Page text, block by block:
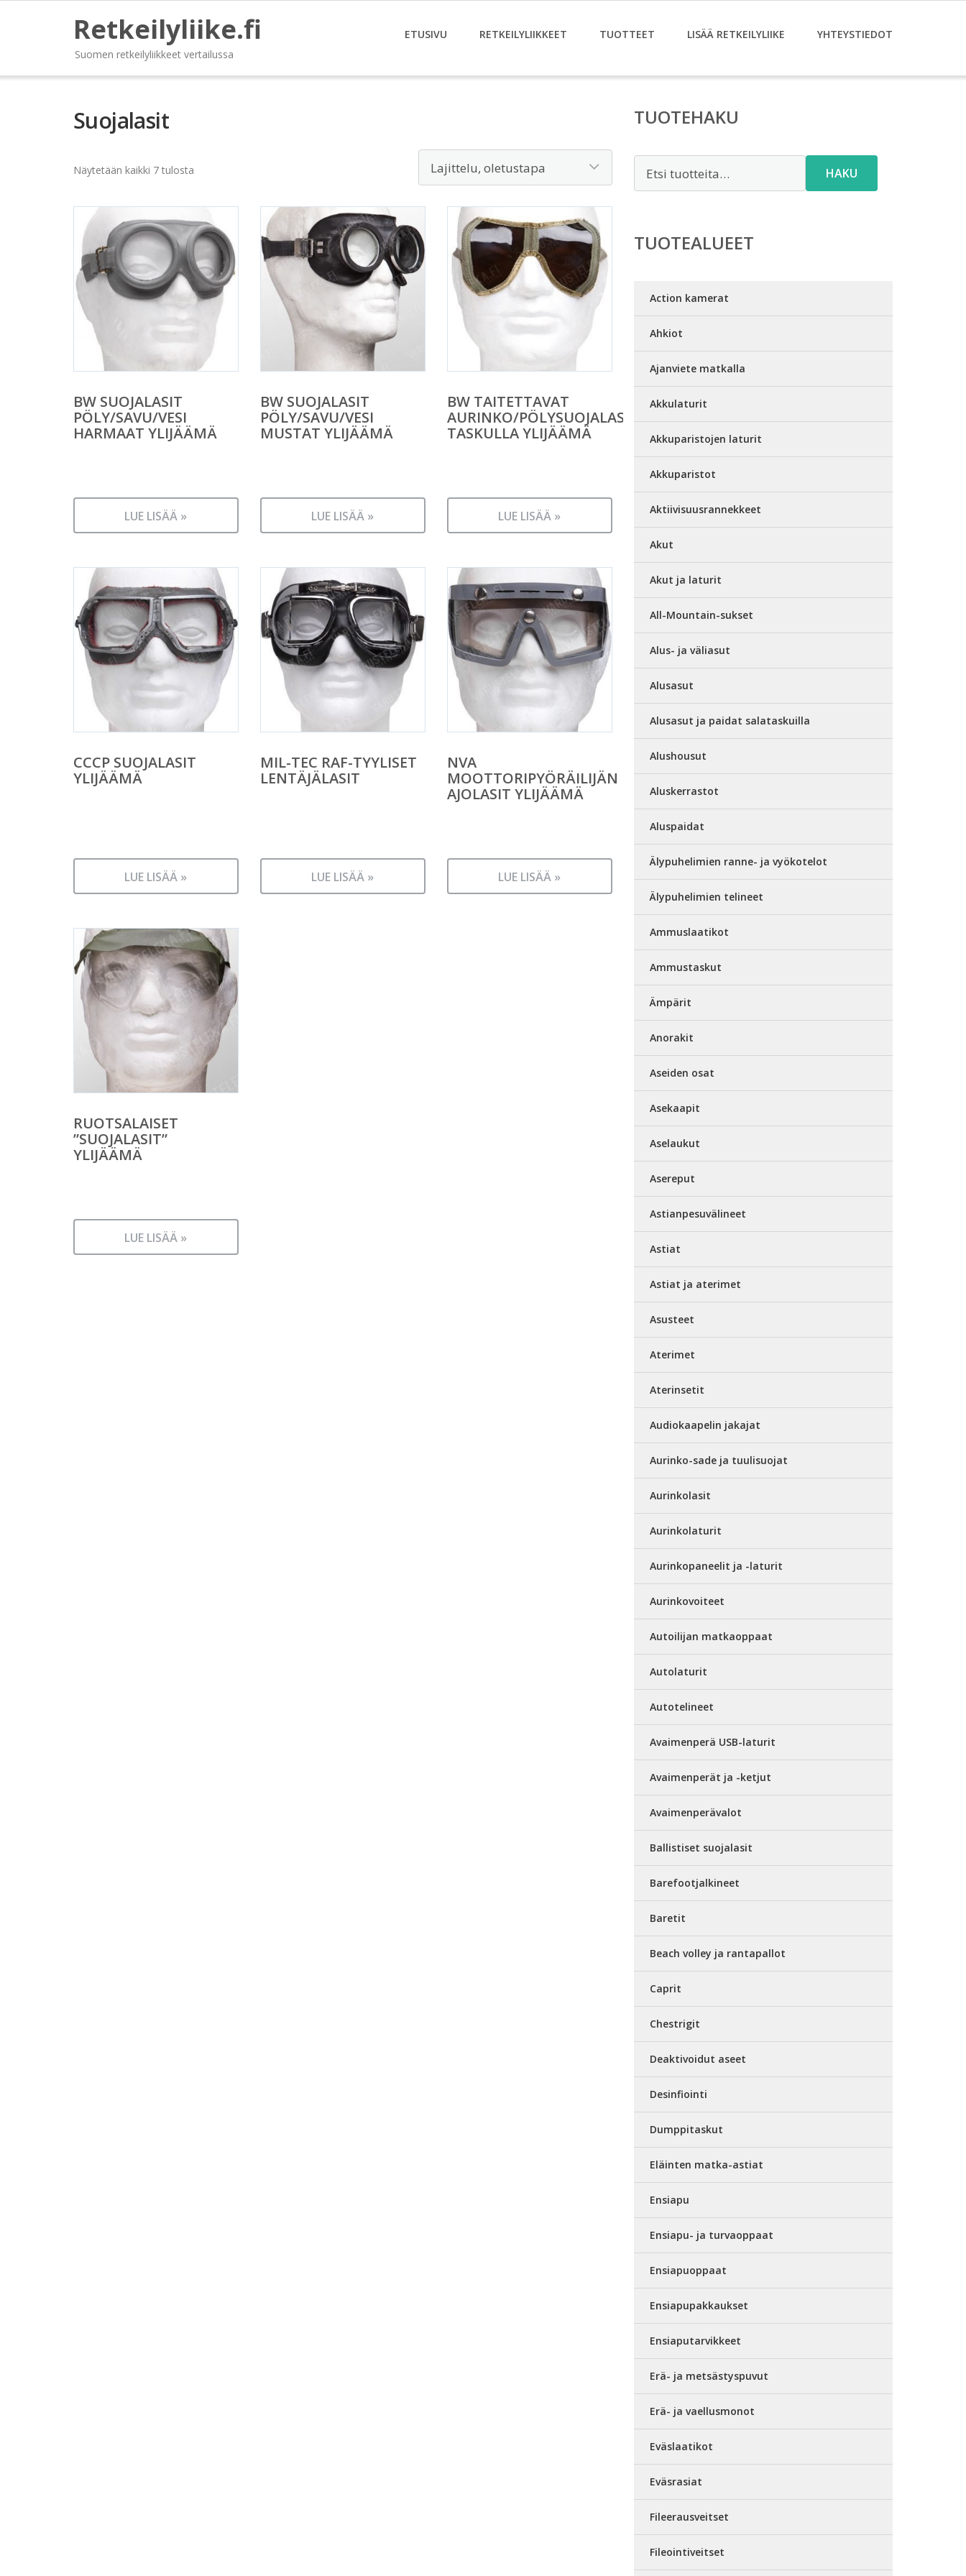
Retkeilyliike.fi
Suomen retkeilyliikkeet vertailussa
ETUSIVU RETKEILYLIIKKEET TUOTTEET LISÄÄ RETKEILYLIIKE YHTEYSTIEDOT
Suojalasit
Näytetään kaikki 7 tulosta
BW SUOJALASIT
PÖLY/SAVU/VESI
HARMAAT YLIJÄÄMÄ
LUE LISÄÄ »
BW SUOJALASIT
PÖLY/SAVU/VESI
MUSTAT YLIJÄÄMÄ
LUE LISÄÄ »
BW TAITETTAVAT
AURINKO/PÖLYSUOJALASIT
TASKULLA YLIJÄÄMÄ
LUE LISÄÄ »
CCCP SUOJALASIT
YLIJÄÄMÄ
LUE LISÄÄ »
MIL-TEC RAF-TYYLISET
LENTÄJÄLASIT
LUE LISÄÄ »
NVA
MOOTTORIPYÖRÄILIJÄN
AJOLASIT YLIJÄÄMÄ
LUE LISÄÄ »
RUOTSALAISET
”SUOJALASIT”
YLIJÄÄMÄ
LUE LISÄÄ »
TUOTEHAKU
HAKU
TUOTEALUEET
Action kamerat
Ahkiot
Ajanviete matkalla
Akkulaturit
Akkuparistojen laturit
Akkuparistot
Aktiivisuusrannekkeet
Akut
Akut ja laturit
All-Mountain-sukset
Alus- ja väliasut
Alusasut
Alusasut ja paidat salataskuilla
Alushousut
Aluskerrastot
Aluspaidat
Älypuhelimien ranne- ja vyökotelot
Älypuhelimien telineet
Ammuslaatikot
Ammustaskut
Ämpärit
Anorakit
Aseiden osat
Asekaapit
Aselaukut
Asereput
Astianpesuvälineet
Astiat
Astiat ja aterimet
Asusteet
Aterimet
Aterinsetit
Audiokaapelin jakajat
Aurinko-sade ja tuulisuojat
Aurinkolasit
Aurinkolaturit
Aurinkopaneelit ja -laturit
Aurinkovoiteet
Autoilijan matkaoppaat
Autolaturit
Autotelineet
Avaimenperä USB-laturit
Avaimenperät ja -ketjut
Avaimenperävalot
Ballistiset suojalasit
Barefootjalkineet
Baretit
Beach volley ja rantapallot
Caprit
Chestrigit
Deaktivoidut aseet
Desinfiointi
Dumppitaskut
Eläinten matka-astiat
Ensiapu
Ensiapu- ja turvaoppaat
Ensiapuoppaat
Ensiapupakkaukset
Ensiaputarvikkeet
Erä- ja metsästyspuvut
Erä- ja vaellusmonot
Eväslaatikot
Eväsrasiat
Fileerausveitset
Fileointiveitset